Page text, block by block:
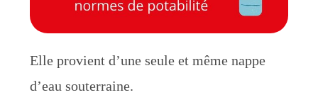
Elle provient d’une seule et même nappe
d’eau souterraine.